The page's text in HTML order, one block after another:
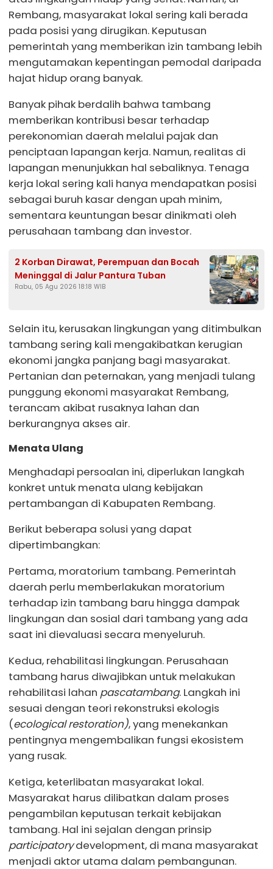
Rembang, masyarakat lokal sering kali berada
pada posisi yang dirugikan. Keputusan
pemerintah yang memberikan izin tambang lebih
mengutamakan kepentingan pemodal daripada
hajat hidup orang banyak.
Banyak pihak berdalih bahwa tambang
memberikan kontribusi besar terhadap
perekonomian daerah melalui pajak dan
penciptaan lapangan kerja. Namun, realitas di
lapangan menunjukkan hal sebaliknya. Tenaga
kerja lokal sering kali hanya mendapatkan posisi
sebagai buruh kasar dengan upah minim,
sementara keuntungan besar dinikmati oleh
perusahaan tambang dan investor.
2 Korban Dirawat, Perempuan dan Bocah
Meninggal di Jalur Pantura Tuban
Rabu, 05 Agu 2026 18:18 WIB
Selain itu, kerusakan lingkungan yang ditimbulkan
tambang sering kali mengakibatkan kerugian
ekonomi jangka panjang bagi masyarakat.
Pertanian dan peternakan, yang menjadi tulang
punggung ekonomi masyarakat Rembang,
terancam akibat rusaknya lahan dan
berkurangnya akses air.
Menata Ulang
Menghadapi persoalan ini, diperlukan langkah
konkret untuk menata ulang kebijakan
pertambangan di Kabupaten Rembang.
Berikut beberapa solusi yang dapat
dipertimbangkan:
Pertama, moratorium tambang. Pemerintah
daerah perlu memberlakukan moratorium
terhadap izin tambang baru hingga dampak
lingkungan dan sosial dari tambang yang ada
saat ini dievaluasi secara menyeluruh.
Kedua, rehabilitasi lingkungan. Perusahaan
tambang harus diwajibkan untuk melakukan
rehabilitasi lahan pascatambang. Langkah ini
sesuai dengan teori rekonstruksi ekologis
(ecological restoration), yang menekankan
pentingnya mengembalikan fungsi ekosistem
yang rusak.
Ketiga, keterlibatan masyarakat lokal.
Masyarakat harus dilibatkan dalam proses
pengambilan keputusan terkait kebijakan
tambang. Hal ini sejalan dengan prinsip
participatorydevelopment, di mana masyarakat
menjadi aktor utama dalam pembangunan.